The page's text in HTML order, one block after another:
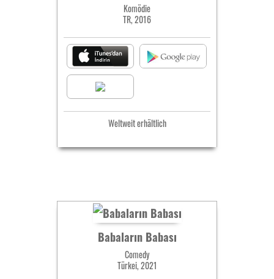
Komödie
TR, 2016
Weltweit erhältlich
Babaların Babası
Comedy
Türkei, 2021